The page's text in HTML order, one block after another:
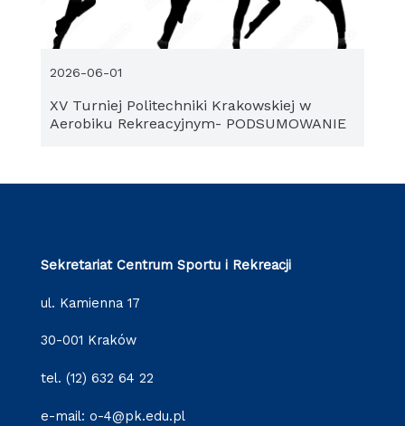
XV Turniej Politechniki Krakowskiej w
Aerobiku Rekreacyjnym- PODSUMOWANIE
2026-06-01
Sekretariat Centrum Sportu i Rekreacji
ul. Kamienna 17
30-001 Kraków
tel. (12) 632 64 22
e-mail: o-4@pk.edu.pl